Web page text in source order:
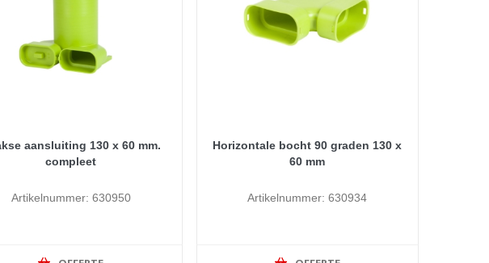
aansluiting 130 x 60 mm.
compleet
Artikelnummer: 630950
Horizontale bocht 90 graden 130 x
60 mm
Artikelnummer: 630934